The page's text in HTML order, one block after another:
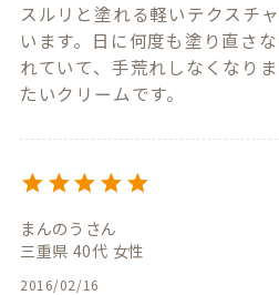
スルリと塗れる軽いテクスチ
います。日に何度も塗り直さ
れていて、手荒れしなくなり
たいクリームです。
まんのう
三重県 40代 女性
2016/02/16